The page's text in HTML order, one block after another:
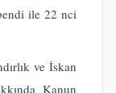
ile 22 nci
ve İskan
Kanun